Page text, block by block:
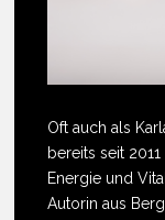
Oft auch als
bereits seit
Energie und
Autorin aus